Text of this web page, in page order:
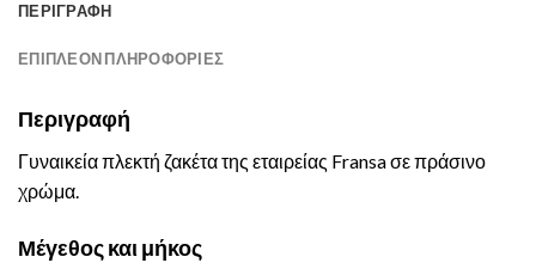
ΠΕΡΙΓΡΑΦΉ
ΕΠΙΠΛΈΟΝ ΠΛΗΡΟΦΟΡΊΕΣ
Περιγραφή
Γυναικεία πλεκτή ζακέτα της εταιρείας Fransa σε πράσινο
χρώμα.
Μέγεθος και μήκος